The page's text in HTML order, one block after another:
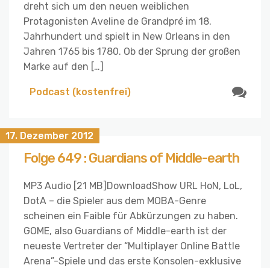
dreht sich um den neuen weiblichen
Protagonisten Aveline de Grandpré im 18.
Jahrhundert und spielt in New Orleans in den
Jahren 1765 bis 1780. Ob der Sprung der großen
Marke auf den […]
Podcast (kostenfrei)
17. Dezember 2012
Folge 649 : Guardians of Middle-earth
MP3 Audio [21 MB]DownloadShow URL HoN, LoL,
DotA – die Spieler aus dem MOBA-Genre
scheinen ein Faible für Abkürzungen zu haben.
GOME, also Guardians of Middle-earth ist der
neueste Vertreter der “Multiplayer Online Battle
Arena”-Spiele und das erste Konsolen-exklusive